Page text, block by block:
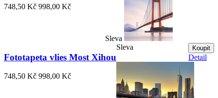
748,50 Kč 998,00 Kč
Sleva
Fototapeta vlies Most Xihou
748,50 Kč 998,00 Kč
Koupit
Detail
Sleva